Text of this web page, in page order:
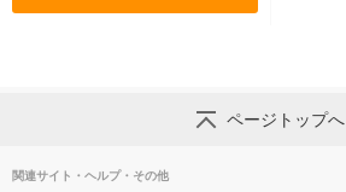
ページトップへ
関連サイト・ヘルプ・その他